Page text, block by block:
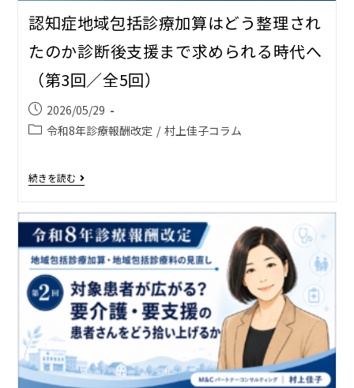
認知症地域包括診療加算はどう整理され
たのか――診断後支援まで求められる時代へ
（第3回／全5回）
2026/05/29
令和8年診療報酬改定 / 村上佳子コラム
続きを読む